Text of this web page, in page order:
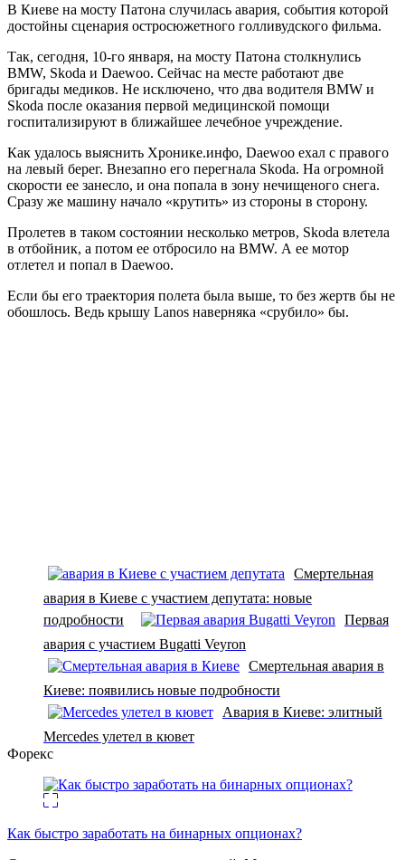
В Киеве на мосту Патона случилась авария, события которой
достойны сценария остросюжетного голливудского фильма.
Так, сегодня, 10-го января, на мосту Патона столкнулись
BMW, Skoda и Daewoo. Сейчас на месте работают две
бригады медиков. Не исключено, что два водителя BMW и
Skoda после оказания первой медицинской помощи
госпитализируют в ближайшее лечебное учреждение.
Как удалось выяснить Хронике.инфо, Daewoo ехал с правого
на левый берег. Внезапно его перегнала Skoda. На огромной
скорости ее занесло, и она попала в зону нечищеного снега.
Сразу же машину начало «крутить» из стороны в сторону.
Пролетев в таком состоянии несколько метров, Skoda влетела
в отбойник, а потом ее отбросило на BMW. А ее мотор
отлетел и попал в Daewoo.
Если бы его траектория полета была выше, то без жертв бы не
обошлось. Ведь крышу Lanos наверняка «срубило» бы.
Смертельная
авария в Киеве с участием депутата: новые
подробности
Первая
авария с участием Bugatti Veyron
Смертельная авария в
Киеве: появились новые подробности
Авария в Киеве: элитный
Mercedes улетел в кювет
Форекс
Как быстро заработать на бинарных опционах?